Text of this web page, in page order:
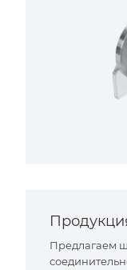
Предлагаем